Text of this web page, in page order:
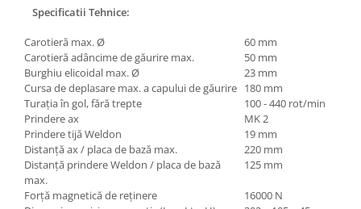
Standuri pentru mașini de șlefuit
Standuri pentru strunguri metal
Unelte striere
Specificatii Tehnice:
Carotieră max. Ø
60 mm
Carotieră adâncime de găurire max.
50 mm
Burghiu elicoidal max. Ø
23 mm
Cursa de deplasare max. a capului de găurire 180 mm
Turaţia în gol, fără trepte
100 - 440 rot/min
Prindere ax
MK 2
Prindere tijă Weldon
19 mm
Distanţă ax / placa de bază max.
220 mm
Distanţă prindere Weldon / placa de bază
max.
125 mm
Forţă magnetică de reţinere
16000 N